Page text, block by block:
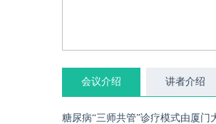
会议介绍 讲者介绍
糖尿病“三师共管”诊疗模式由厦